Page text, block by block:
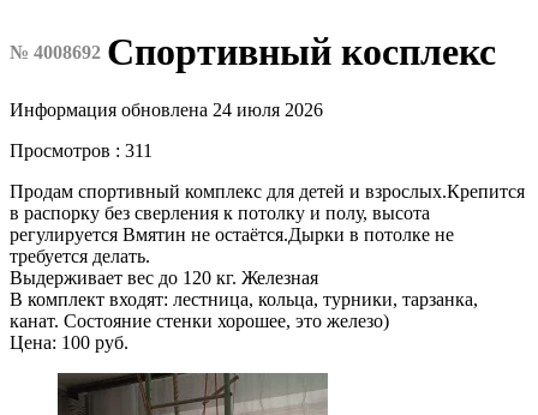
№ 4008692 Спортивный косплекс
Информация обновлена 24 июля 2026
Просмотров : 311
Продам спортивный комплекс для детей и взрослых.Крепится
в распорку без сверления к потолку и полу, высота
регулируется Вмятин не остаётся.Дырки в потолке не
требуется делать.
Выдерживает вес до 120 кг. Железная
В комплект входят: лестница, кольца, турники, тарзанка,
канат. Состояние стенки хорошее, это железо)
Цена: 100 руб.